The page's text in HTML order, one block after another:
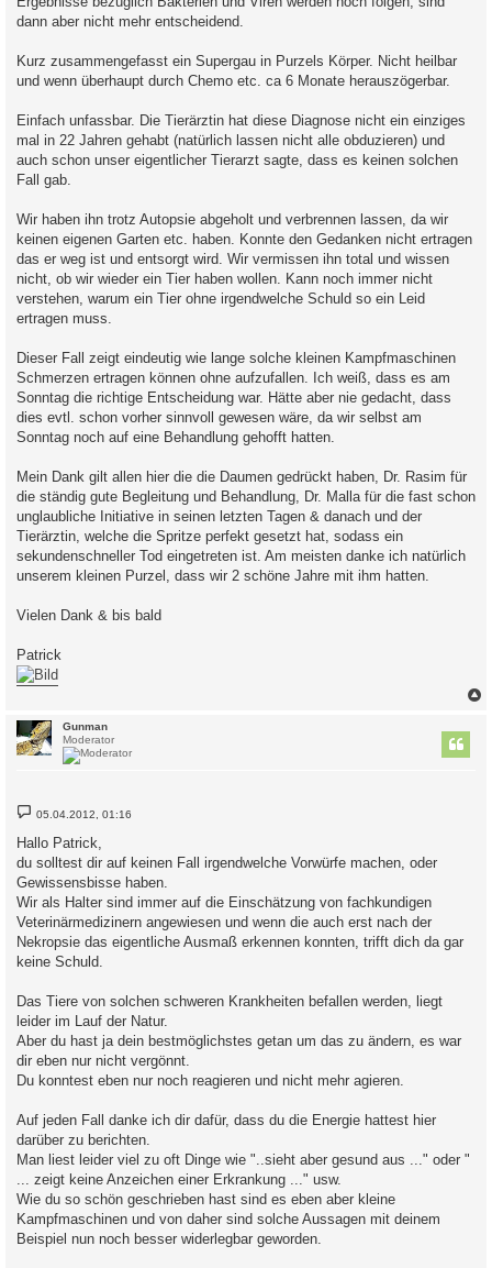
dann aber nicht mehr entscheidend.
Kurz zusammengefasst ein Supergau in Purzels Körper. Nicht heilbar
und wenn überhaupt durch Chemo etc. ca 6 Monate herauszögerbar.
Einfach unfassbar. Die Tierärztin hat diese Diagnose nicht ein einziges
mal in 22 Jahren gehabt (natürlich lassen nicht alle obduzieren) und
auch schon unser eigentlicher Tierarzt sagte, dass es keinen solchen
Fall gab.
Wir haben ihn trotz Autopsie abgeholt und verbrennen lassen, da wir
keinen eigenen Garten etc. haben. Konnte den Gedanken nicht ertragen
das er weg ist und entsorgt wird. Wir vermissen ihn total und wissen
nicht, ob wir wieder ein Tier haben wollen. Kann noch immer nicht
verstehen, warum ein Tier ohne irgendwelche Schuld so ein Leid
ertragen muss.
Dieser Fall zeigt eindeutig wie lange solche kleinen Kampfmaschinen
Schmerzen ertragen können ohne aufzufallen. Ich weiß, dass es am
Sonntag die richtige Entscheidung war. Hätte aber nie gedacht, dass
dies evtl. schon vorher sinnvoll gewesen wäre, da wir selbst am
Sonntag noch auf eine Behandlung gehofft hatten.
Mein Dank gilt allen hier die die Daumen gedrückt haben, Dr. Rasim für
die ständig gute Begleitung und Behandlung, Dr. Malla für die fast schon
unglaubliche Initiative in seinen letzten Tagen & danach und der
Tierärztin, welche die Spritze perfekt gesetzt hat, sodass ein
sekundenschneller Tod eingetreten ist. Am meisten danke ich natürlich
unserem kleinen Purzel, dass wir 2 schöne Jahre mit ihm hatten.
Vielen Dank & bis bald
Patrick
Gunman
Moderator
B
e
i
t
g
05.04.2012, 01:16
Hallo Patrick,
du solltest dir auf keinen Fall irgendwelche Vorwürfe machen, oder
Gewissensbisse haben.
Wir als Halter sind immer auf die Einschätzung von fachkundigen
Veterinärmedizinern angewiesen und wenn die auch erst nach der
Nekropsie das eigentliche Ausmaß erkennen konnten, trifft dich da gar
keine Schuld.
Das Tiere von solchen schweren Krankheiten befallen werden, liegt
leider im Lauf der Natur.
Aber du hast ja dein bestmöglichstes getan um das zu ändern, es war
dir eben nur nicht vergönnt.
Du konntest eben nur noch reagieren und nicht mehr agieren.
Auf jeden Fall danke ich dir dafür, dass du die Energie hattest hier
darüber zu berichten.
Man liest leider viel zu oft Dinge wie "..sieht aber gesund aus ..." oder "
... zeigt keine Anzeichen einer Erkrankung ..." usw.
Wie du so schön geschrieben hast sind es eben aber kleine
Kampfmaschinen und von daher sind solche Aussagen mit deinem
Beispiel nun noch besser widerlegbar geworden.